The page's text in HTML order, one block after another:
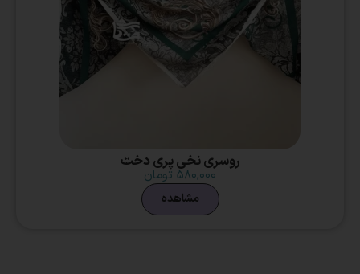
روسری نخی پری دخت
۵۸۰,۰۰۰ تومان
مشاهده